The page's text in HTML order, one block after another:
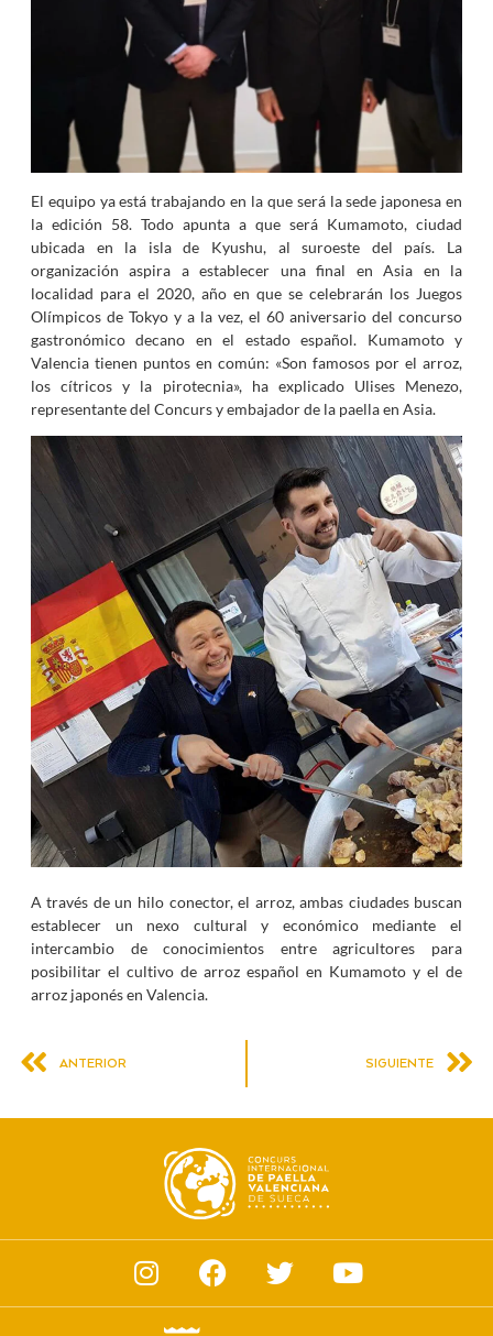
El equipo ya está trabajando en la que será la sede japonesa en
la edición 58. Todo apunta a que será Kumamoto, ciudad
ubicada en la isla de Kyushu, al suroeste del país. La
organización aspira a establecer una final en Asia en la
localidad para el 2020, año en que se celebrarán los Juegos
Olímpicos de Tokyo y a la vez, el 60 aniversario del concurso
gastronómico decano en el estado español. Kumamoto y
Valencia tienen puntos en común: «Son famosos por el arroz,
los cítricos y la pirotecnia», ha explicado Ulises Menezo,
representante del Concurs y embajador de la paella en Asia.
A través de un hilo conector, el arroz, ambas ciudades buscan
establecer un nexo cultural y económico mediante el
intercambio de conocimientos entre agricultores para
posibilitar el cultivo de arroz español en Kumamoto y el de
arroz japonés en Valencia.
ANTERIOR SIGUIENTE